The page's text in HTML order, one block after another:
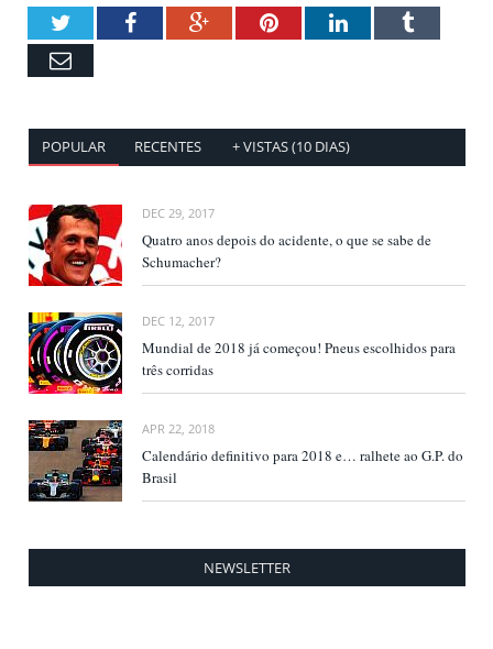
TwitterFacebookGoogle+PinterestLinkedInTumblr
Email
POPULAR RECENTES + VISTAS (10 DIAS)
DEC 29, 2017
Quatro anos depois do acidente, o que se sabe de
Schumacher?
DEC 12, 2017
Mundial de 2018 já começou! Pneus escolhidos para
três corridas
APR 22, 2018
Calendário definitivo para 2018 e… ralhete ao G.P. do
Brasil
NEWSLETTER